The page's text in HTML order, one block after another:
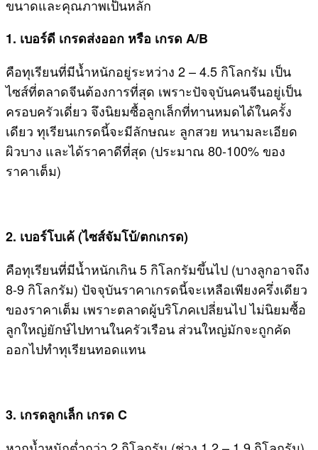
ขนาดและคุณภาพเป็นหลัก
1. เบอร์ดี เกรดส่งออก หรือ เกรด A/B
คือทุเรียนที่มีน้ำหนักอยู่ระหว่าง 2 – 4.5 กิโลกรัม เป็น
ไซส์ที่ตลาดจีนต้องการที่สุด เพราะปัจจุบันคนจีนอยู่เป็น
ครอบครัวเดี่ยว จึงนิยมซื้อลูกเล็กที่ทานหมดได้ในครั้ง
เดียว ทุเรียนเกรดนี้จะมีลักษณะ ลูกสวย หนามละเอียด
ผิวบาง และได้ราคาดีที่สุด (ประมาณ 80-100% ของ
ราคาเต็ม)
2. เบอร์โบเค้ (ไซส์จัมโบ้/ตกเกรด)
คือทุเรียนที่มีน้ำหนักเกิน 5 กิโลกรัมขึ้นไป (บางลูกอาจถึง
8-9 กิโลกรัม) ปัจจุบันราคาเกรดนี้จะเหลือเพียงครึ่งเดียว
ของราคาเต็ม เพราะตลาดผู้บริโภคเปลี่ยนไป ไม่นิยมซื้อ
ลูกใหญ่ยักษ์ไปทานในครัวเรือน ส่วนใหญ่มักจะถูกคัด
ออกไปทำทุเรียนทอดแทน
3. เกรดลูกเล็ก เกรด C